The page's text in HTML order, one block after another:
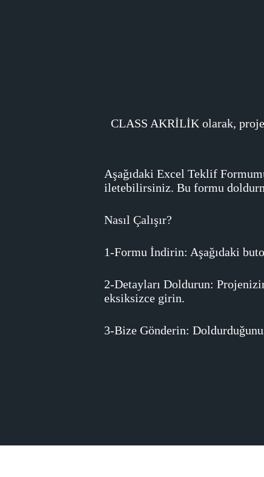
CLASS AKRİLİK olarak,
Aşağıdaki Excel Teklif
iletebilirsiniz. Bu formu
Nasıl Çalışır?
1-Formu İndirin: Aşağıdaki
2-Detayları Doldurun:
eksiksizce girin.
3-Bize Gönderin: